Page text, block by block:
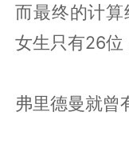
而最终的计
女生只有26位
弗里德曼就曾